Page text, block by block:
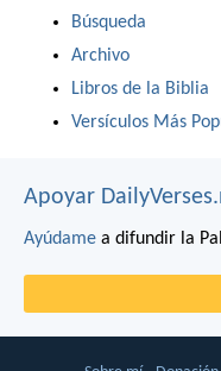
Búsqueda
Archivo
Libros de la Biblia
Versículos Más
Apoyar
Ayúdame a difundir la